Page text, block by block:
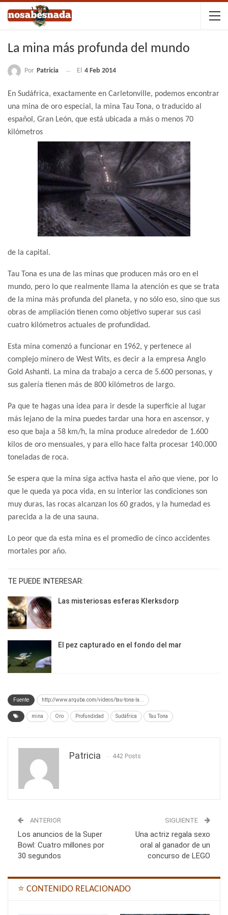
La mina más profunda del mundo
Por Patricia El 4 Feb 2014
En Sudáfrica, exactamente en Carletonville, podemos encontrar
una mina de oro especial, la mina Tau Tona, o traducido al
español, Gran León, que está ubicada a más o menos 70
kilómetros
de la capital.
Tau Tona es una de las minas que producen más oro en el
mundo, pero lo que realmente llama la atención es que se trata
de la mina más profunda del planeta, y no sólo eso, sino que sus
obras de ampliación tienen como objetivo superar sus casi
cuatro kilómetros actuales de profundidad.
Esta mina comenzó a funcionar en 1962, y pertenece al
complejo minero de West Wits, es decir a la empresa Anglo
Gold Ashanti. La mina da trabajo a cerca de 5.600 personas, y
sus galería tienen más de 800 kilómetros de largo.
Pa que te hagas una idea para ir desde la superficie al lugar
más lejano de la mina puedes tardar una hora en ascensor, y
eso que baja a 58 km/h, la mina produce alrededor de 1.600
kilos de oro mensuales, y para ello hace falta procesar 140.000
toneladas de roca.
Se espera que la mina siga activa hasta el año que viene, por lo
que le queda ya poca vida, en su interior las condiciones son
muy duras, las rocas alcanzan los 60 grados, y la humedad es
parecida a la de una sauna.
Lo peor que da esta mina es el promedio de cinco accidentes
mortales por año.
TE PUEDE INTERESAR:
Las misteriosas esferas Klerksdorp
El pez capturado en el fondo del mar
Fuente http://www.arquba.com/videos/tau-tona-la...
mina Oro Profundidad Sudáfrica Tau Tona
Patricia 442 Posts
ANTERIOR
Los anuncios de la Super
Bowl: Cuatro millones por
30 segundos
SIGUIENTE
Una actriz regala sexo
oral al ganador de un
concurso de LEGO
⭐ CONTENIDO RELACIONADO